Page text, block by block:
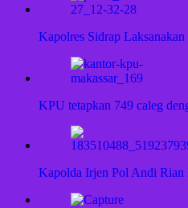
Kapolres Sidrap
KPU tetapkan 749 caleg
Kapolda Irjen Pol Andi